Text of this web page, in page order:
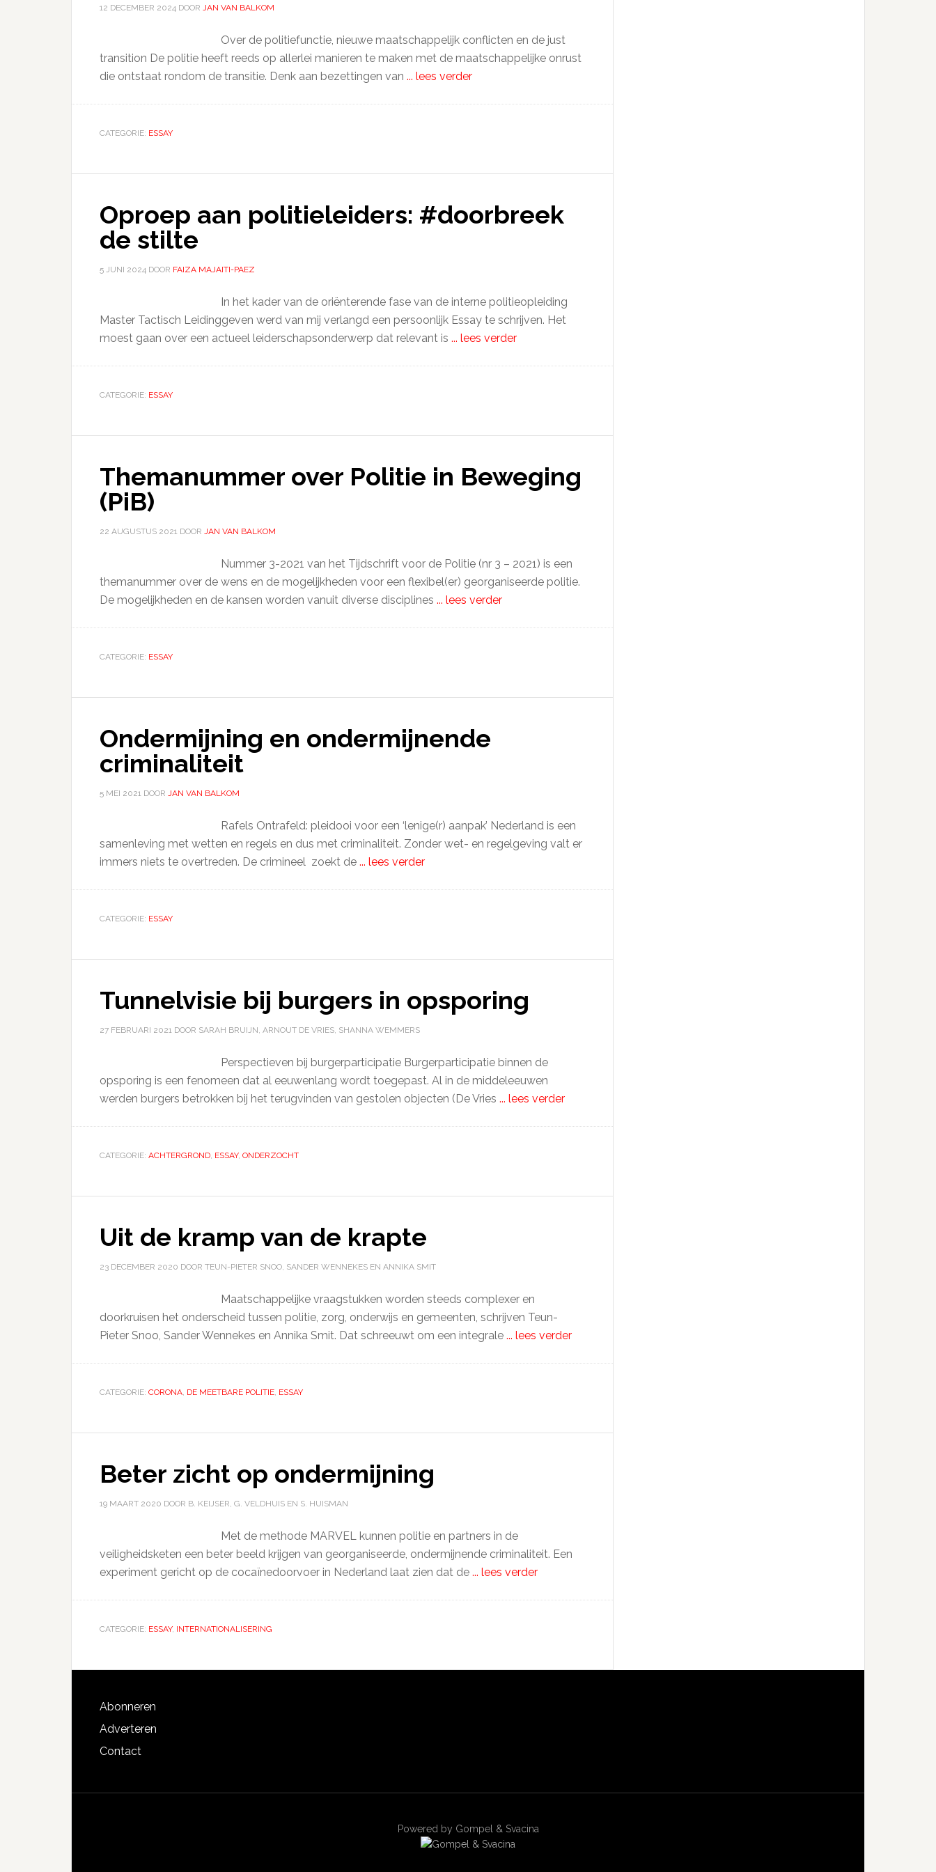
12 DECEMBER 2024 DOOR JAN VAN BALKOM
Over de politiefunctie, nieuwe maatschappelijk conflicten en de just
transition De politie heeft reeds op allerlei manieren te maken met de maatschappelijke onrust
die ontstaat rondom de transitie. Denk aan bezettingen van ... lees verder
CATEGORIE: ESSAY
Oproep aan politieleiders: #doorbreek
de stilte
5 JUNI 2024 DOOR FAIZA MAJAITI-PAEZ
In het kader van de oriënterende fase van de interne politieopleiding
Master Tactisch Leidinggeven werd van mij verlangd een persoonlijk Essay te schrijven. Het
moest gaan over een actueel leiderschapsonderwerp dat relevant is ... lees verder
CATEGORIE: ESSAY
Themanummer over Politie in Beweging
(PiB)
22 AUGUSTUS 2021 DOOR JAN VAN BALKOM
Nummer 3-2021 van het Tijdschrift voor de Politie (nr 3 – 2021) is een
themanummer over de wens en de mogelijkheden voor een flexibel(er) georganiseerde politie.
De mogelijkheden en de kansen worden vanuit diverse disciplines ... lees verder
CATEGORIE: ESSAY
Ondermijning en ondermijnende
criminaliteit
5 MEI 2021 DOOR JAN VAN BALKOM
Rafels Ontrafeld: pleidooi voor een ‘lenige(r) aanpak’ Nederland is een
samenleving met wetten en regels en dus met criminaliteit. Zonder wet- en regelgeving valt er
immers niets te overtreden. De crimineel zoekt de ... lees verder
CATEGORIE: ESSAY
Tunnelvisie bij burgers in opsporing
27 FEBRUARI 2021 DOOR SARAH BRUIJN, ARNOUT DE VRIES, SHANNA WEMMERS
Perspectieven bij burgerparticipatie Burgerparticipatie binnen de
opsporing is een fenomeen dat al eeuwenlang wordt toegepast. Al in de middeleeuwen
werden burgers betrokken bij het terugvinden van gestolen objecten (De Vries ... lees verder
CATEGORIE: ACHTERGROND, ESSAY, ONDERZOCHT
Uit de kramp van de krapte
23 DECEMBER 2020 DOOR TEUN-PIETER SNOO, SANDER WENNEKES EN ANNIKA SMIT
Maatschappelijke vraagstukken worden steeds complexer en
doorkruisen het onderscheid tussen politie, zorg, onderwijs en gemeenten, schrijven Teun-
Pieter Snoo, Sander Wennekes en Annika Smit. Dat schreeuwt om een integrale ... lees verder
CATEGORIE: CORONA, DE MEETBARE POLITIE, ESSAY
Beter zicht op ondermijning
19 MAART 2020 DOOR B. KEIJSER, G. VELDHUIS EN S. HUISMAN
Met de methode MARVEL kunnen politie en partners in de
veiligheidsketen een beter beeld krijgen van georganiseerde, ondermijnende criminaliteit. Een
experiment gericht op de cocaïnedoorvoer in Nederland laat zien dat de ... lees verder
CATEGORIE: ESSAY, INTERNATIONALISERING
Footer
Abonneren
Adverteren
Contact
Powered by Gompel & Svacina